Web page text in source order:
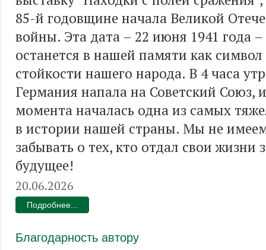
85-й годовщине начала Великой
войны. Эта дата – 22 июня 1941 года –
останется в нашей памяти как
стойкости нашего народа. В 4 часа
Германия напала на Советский Союз,
момента началась одна из самых
в истории нашей страны. Мы не
забывать о тех, кто отдал свои жизни
будущее!
20.06.2026
Подробнее...
Благодарность автору